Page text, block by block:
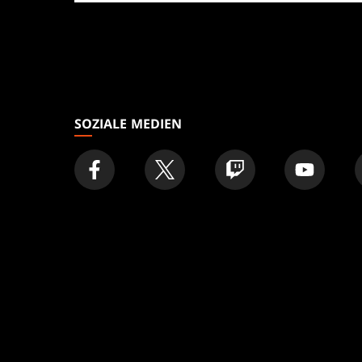
Geschäft
SOZIALE MEDIEN